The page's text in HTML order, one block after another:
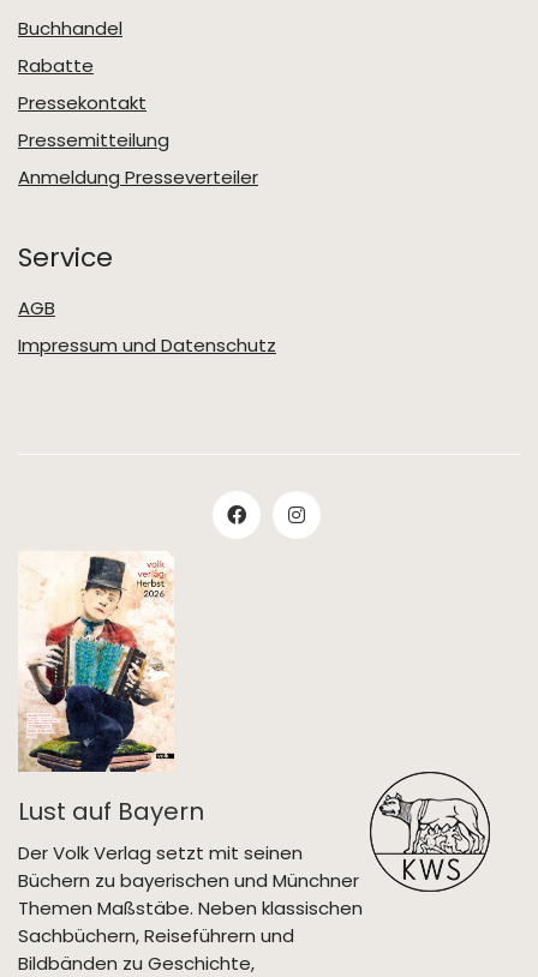
Buchhandel
Rabatte
Pressekontakt
Pressemitteilung
Anmeldung Presseverteiler
Service
AGB
Impressum und Datenschutz
Lust auf Bayern
Der Volk Verlag setzt mit seinen
Büchern zu bayerischen und Münchner
Themen Maßstäbe. Neben klassischen
Sachbüchern, Reiseführern und
Bildbänden zu Geschichte,